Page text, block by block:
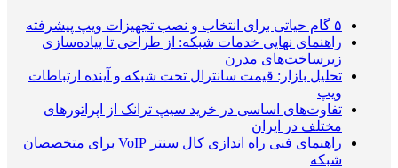
۵ گام حیاتی برای انتخاب و نصب تجهیزات ویپ پیشرفته
راهنمای نهایی خدمات شبکه: از طراحی تا پیاده‌سازی
زیرساخت‌های مدرن
تحلیل بازار: قیمت سانترال تحت شبکه و آینده ارتباطات
ویپ
تفاوت‌های اساسی در خرید سیپ ترانک از اپراتورهای
مختلف در ایران
راهنمای فنی راه اندازی کال سنتر VoIP برای متخصصان
شبکه